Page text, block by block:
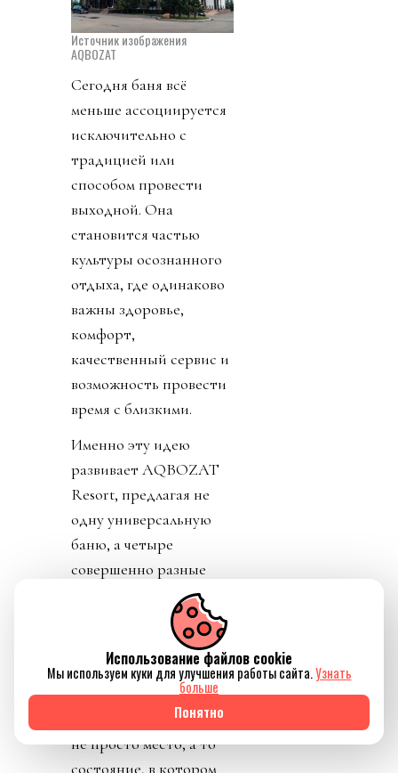
Источник изображения
AQBOZAT
Сегодня баня всё
меньше ассоциируется
исключительно с
традицией или
способом провести
выходной. Она
становится частью
культуры осознанного
отдыха, где одинаково
важны здоровье,
комфорт,
качественный сервис и
возможность провести
время с близкими.
Именно эту идею
развивает AQBOZAT
Resort, предлагая не
одну универсальную
баню, а четыре
совершенно разные
восстановления. И,
возможно, именно в
этом заключается новая
культура отдыха —
когда человек выбирает
не просто место, а то
состояние, в котором
Использование файлов cookie
Мы используем куки для улучшения работы сайта.Узнать
больше
Понятно